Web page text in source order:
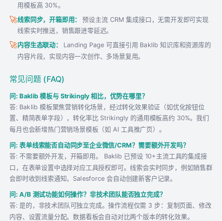
用模板高 30%。
🚀线索同步，开箱即用：预设主流 CRM 集成接口，无需开发即可实现
线索实时推送，销售跟进零延迟。
🚀内容生态联动： Landing Page 可直接引用 Baklib 知识库和资源库的
内容片段，实现内容一次创作、多场景复用。
常见问题 (FAQ)
问: Baklib 模板与 Strikingly 相比，优势在哪里？
答: Baklib 模板聚焦营销转化场景，经过转化效果验证（如优化按钮位
置、精简表单字段），转化率比 Strikingly 的通用模板高约 30%。我们
每月也会新增热门营销场景模板（如 AI 工具推广页）。
问: 表单线索能否自动同步至企业微信/CRM？需要额外开发吗？
答: 不需要额外开发，开箱即用。 Baklib 已预设 10+主流工具的集成接
口，在表单设置中选择对应工具授权即可。线索会实时同步，例如销售群
会即时收到线索通知，Salesforce 会自动创建新客户记录。
问: A/B 测试功能如何操作？非技术团队能否独立完成？
答: 是的，非技术团队可独立完成。操作流程仅需 3 步：复制页面、修改
内容、设置流量分配。数据看板会自动对比两个版本的转化效果。